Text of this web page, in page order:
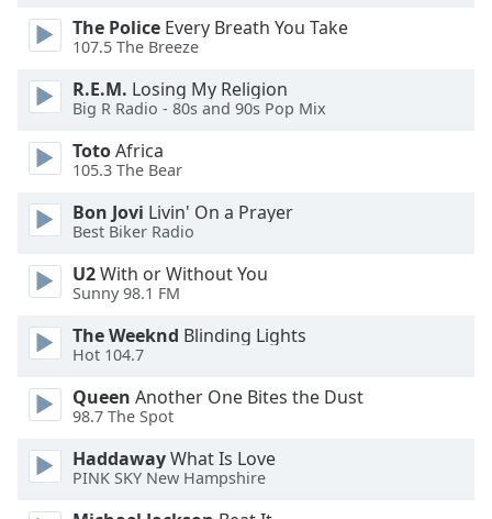
dialog
window.
Escape
and
close
window.
Text
Color
Opacity
Text
Background
Color
The Police Every Breath You Take
107.5 The Breeze
R.E.M. Losing My Religion
Big R Radio - 80s and 90s Pop Mix
TotoAfrica
105.3 The Bear
Bon Jovi Livin' On a Prayer
Best Biker Radio
U2With or Without You
Sunny 98.1 FM
The Weeknd Blinding Lights
Hot 104.7
Queen Another One Bites the Dust
98.7 The Spot
HaddawayWhat Is Love
PINK SKY New Hampshire